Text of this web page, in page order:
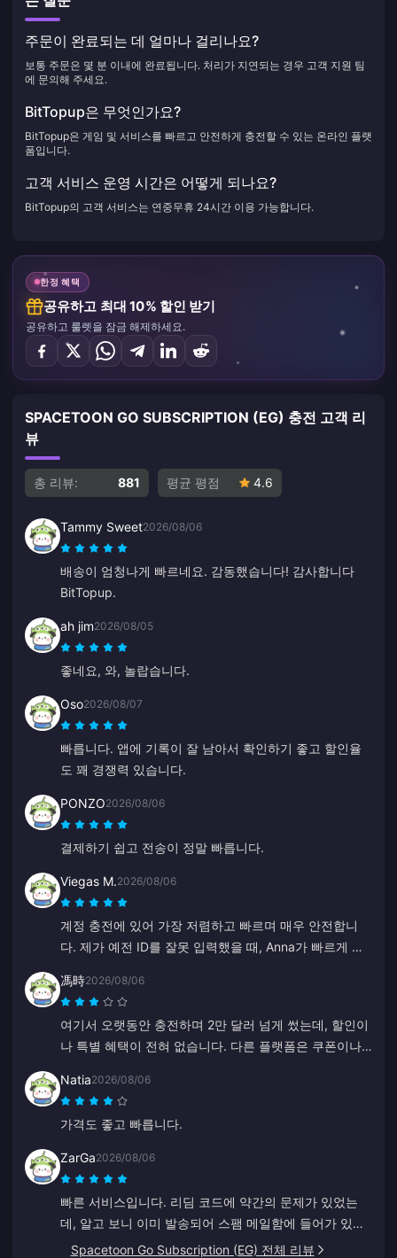
주문이 완료되는 데 얼마나 걸리나요?
보통 주문은 몇 분 이내에 완료됩니다. 처리가 지연되는 경우 고객 지원 팀
에 문의해 주세요.
BitTopup은 무엇인가요?
BitTopup은 게임 및 서비스를 빠르고 안전하게 충전할 수 있는 온라인 플랫
폼입니다.
고객 서비스 운영 시간은 어떻게 되나요?
BitTopup의 고객 서비스는 연중무휴 24시간 이용 가능합니다.
한정 혜택
공유하고 최대 10% 할인 받기
공유하고 룰렛을 잠금 해제하세요.
SPACETOON GO SUBSCRIPTION (EG) 충전 고객 리
뷰
총 리뷰: 881 평균 평점 4.6
Tammy Sweet2026/08/06
배송이 엄청나게 빠르네요. 감동했습니다! 감사합니다
BitTopup.
ah jim2026/08/05
좋네요, 와, 놀랍습니다.
Oso2026/08/07
빠릅니다. 앱에 기록이 잘 남아서 확인하기 좋고 할인율
도 꽤 경쟁력 있습니다.
PONZO2026/08/06
결제하기 쉽고 전송이 정말 빠릅니다.
Viegas M.2026/08/06
계정 충전에 있어 가장 저렴하고 빠르며 매우 안전합니
다. 제가 예전 ID를 잘못 입력했을 때, Anna가 빠르게 수
馮時2026/08/06
여기서 오랫동안 충전하며 2만 달러 넘게 썼는데, 할인이
나 특별 혜택이 전혀 없습니다. 다른 플랫폼은 쿠폰이나
서 아쉽습니다.
Natia2026/08/06
가격도 좋고 빠릅니다.
ZarGa2026/08/06
빠른 서비스입니다. 리딤 코드에 약간의 문제가 있었는
데, 알고 보니 이미 발송되어 스팸 메일함에 들어가 있었
습니다. 고객 지원에 문의한 후 Anna의 안내를 받아 문제
Spacetoon Go Subscription (EG) 전체 리뷰